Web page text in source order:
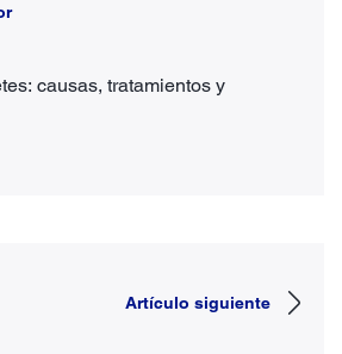
causas, tratamientos y
Artículo siguiente